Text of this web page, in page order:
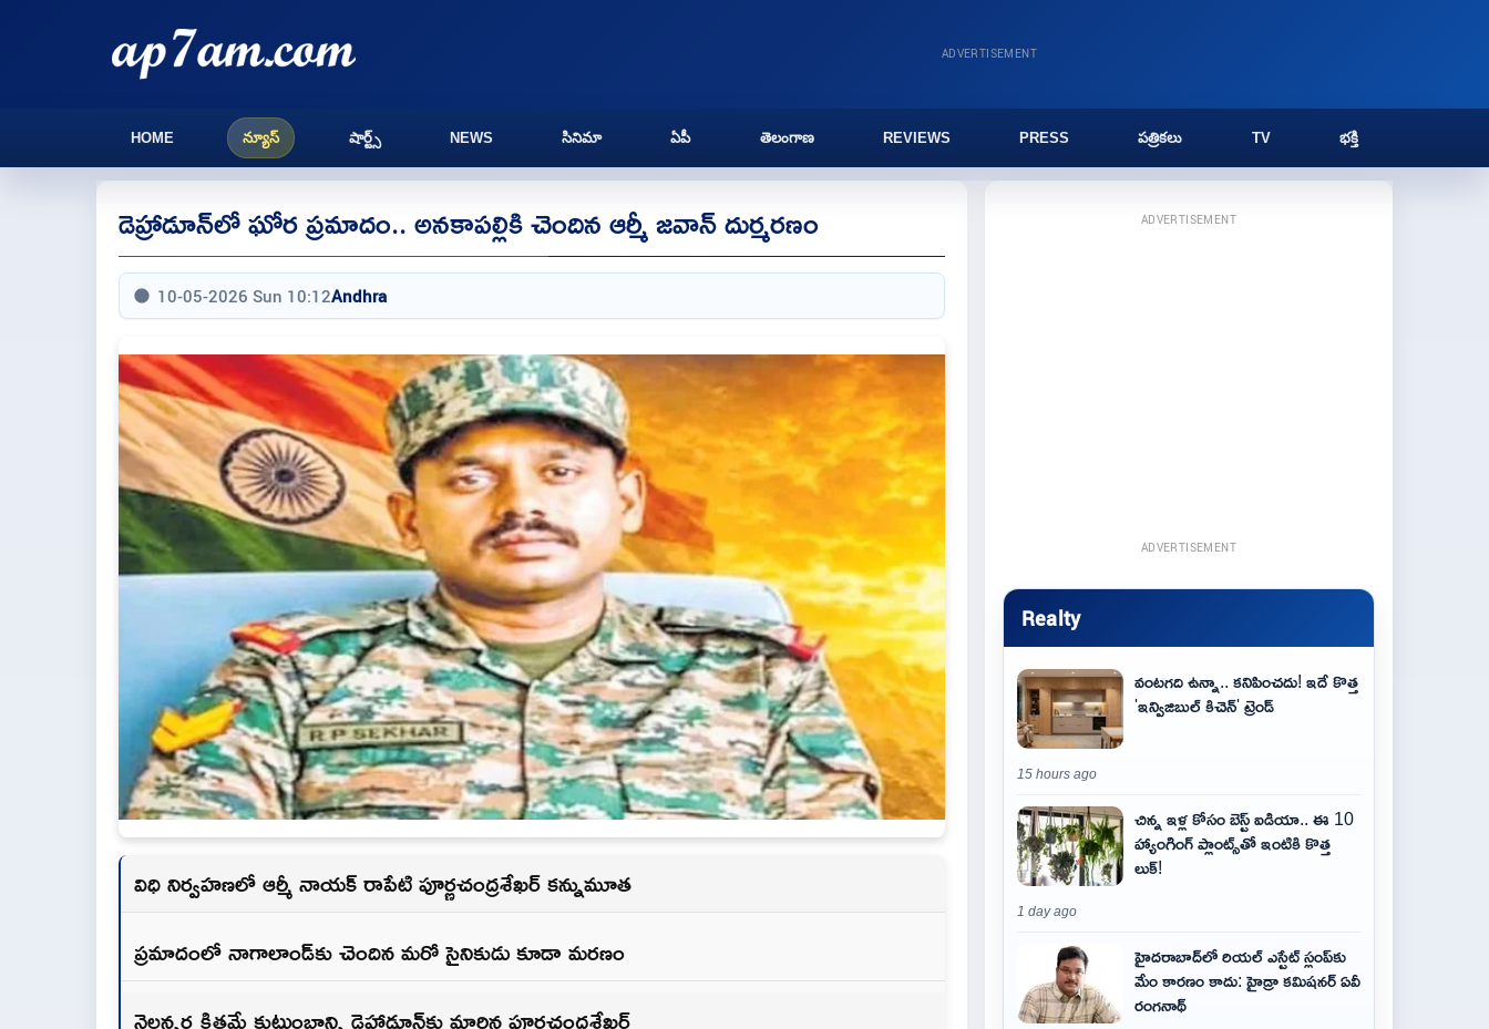
ADVERTISEMENT
HOME న్యూస్ షార్ట్స్ NEWS సినిమా ఏపీ తెలంగాణ REVIEWS PRESS పత్రికలు TV భక్తి
డెహ్రాడూన్‌లో ఘోర ప్రమాదం.. అనకాపల్లికి చెందిన ఆర్మీ జవాన్ దుర్మరణం
10-05-2026 Sun 10:12Andhra
విధి నిర్వహణలో ఆర్మీ నాయక్ రాపేటి పూర్ణచంద్రశేఖర్ కన్నుమూత
ప్రమాదంలో నాగాలాండ్‌కు చెందిన మరో సైనికుడు కూడా మరణం
నెలన్నర క్రితమే కుటుంబాన్ని డెహ్రాడూన్‌కు మార్చిన పూర్ణచంద్రశేఖర్
ADVERTISEMENT
ADVERTISEMENT
Realty
వంటగది ఉన్నా.. కనిపించదు! ఇదే కొత్త
'ఇన్విజిబుల్ కిచెన్' ట్రెండ్
15 hours ago
చిన్న ఇళ్ల కోసం బెస్ట్ ఐడియా.. ఈ 10
హ్యాంగింగ్ ప్లాంట్స్‌తో ఇంటికి కొత్త
లుక్!
1 day ago
హైదరాబాద్‌లో రియల్ ఎస్టేట్ స్లంప్‌కు
మేం కారణం కాదు: హైడ్రా కమిషనర్ ఏవీ
రంగనాథ్